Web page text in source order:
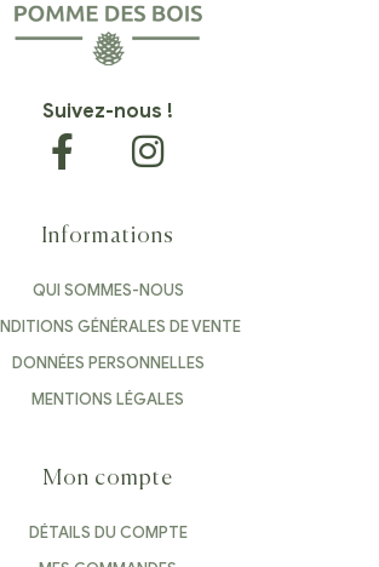
Suivez-nous !
Informations
QUI SOMMES-NOUS
GÉNÉRALES DE VENTE
DONNÉES PERSONNELLES
MENTIONS LÉGALES
Mon compte
DÉTAILS DU COMPTE